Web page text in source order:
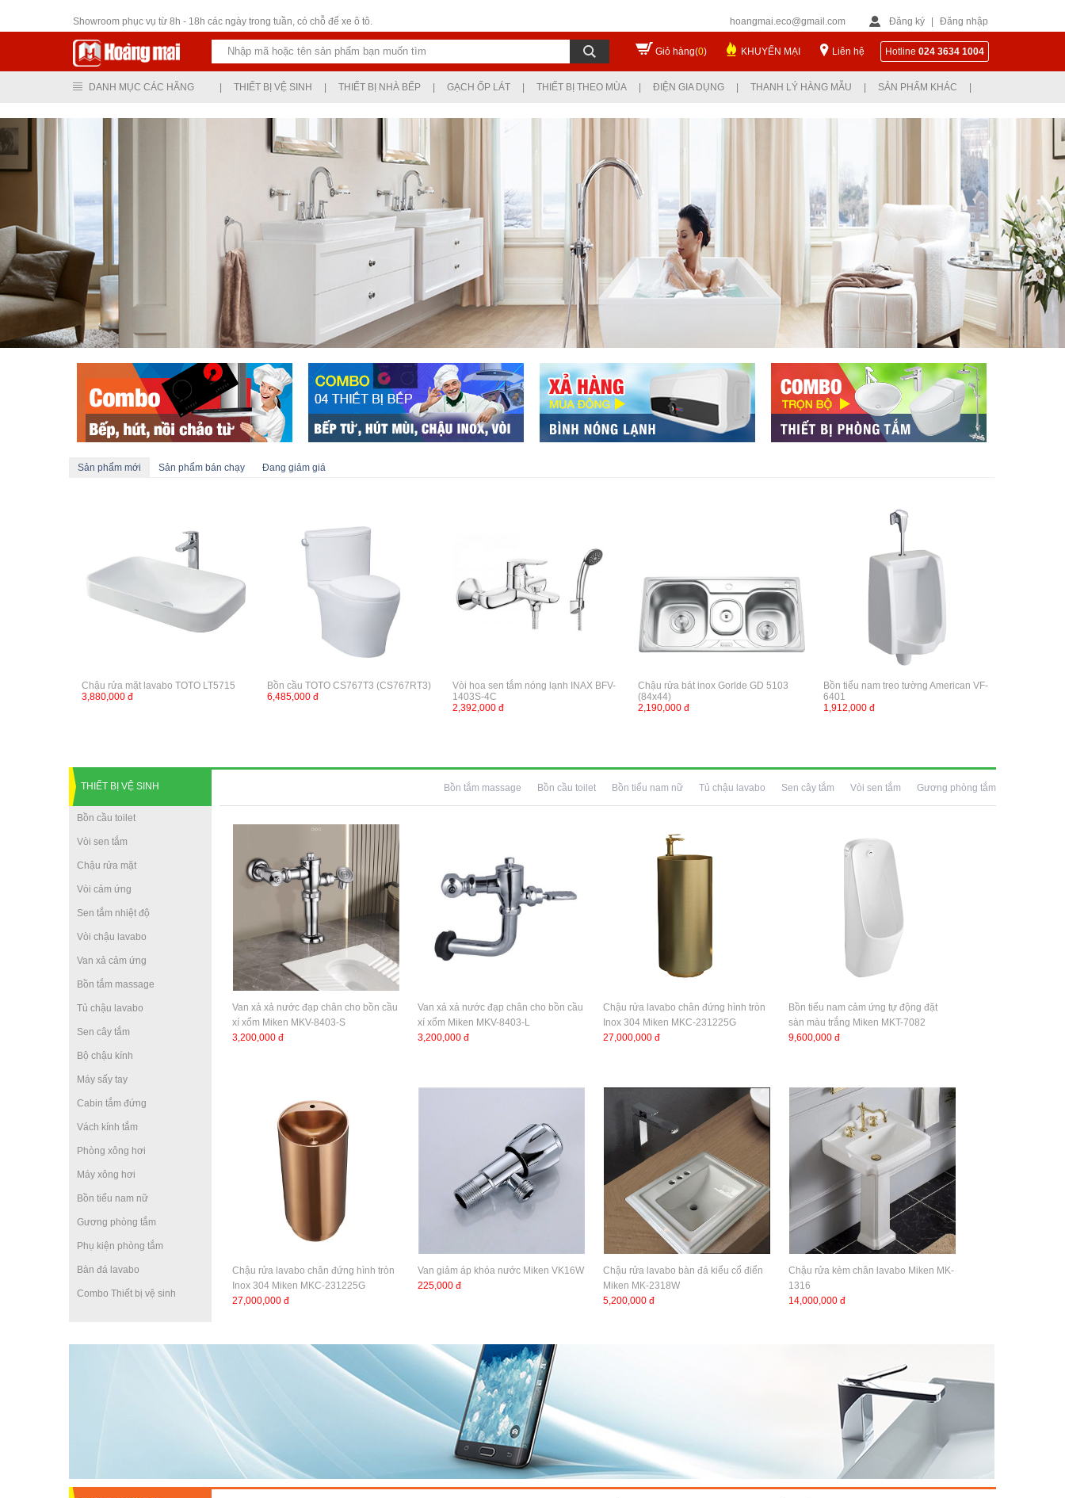
Showroom phục vụ từ 8h - 18h các ngày trong tuần, có chỗ để xe ô tô.
hoangmai.eco@gmail.com Đăng ký Đăng nhập
Giỏ hàng(0) KHUYẾN MẠI Liên hệ Hotline 024 3634 1004
DANH MỤC CÁC HÃNG THIẾT BỊ VỆ SINH THIẾT BỊ NHÀ BẾP GẠCH ỐP LÁT THIẾT BỊ THEO MÙA ĐIỆN GIA DỤNG THANH LÝ HÀNG MẪU SẢN PHẨM KHÁC
Sản phẩm mới Sản phẩm bán chạy Đang giảm giá
Chậu rửa mặt lavabo TOTO LT5715
3,880,000 đ
Bồn cầu TOTO CS767T3 (CS767RT3)
6,485,000 đ
Vòi hoa sen tắm nóng lạnh INAX BFV-
1403S-4C
2,392,000 đ
Chậu rửa bát inox Gorlde GD 5103
(84x44)
2,190,000 đ
Bồn tiểu nam treo tường American VF-
6401
1,912,000 đ
THIẾT BỊ VỆ SINH
Bồn cầu toilet
Vòi sen tắm
Chậu rửa mặt
Vòi cảm ứng
Sen tắm nhiệt độ
Vòi chậu lavabo
Van xả cảm ứng
Bồn tắm massage
Tủ chậu lavabo
Sen cây tắm
Bộ chậu kính
Máy sấy tay
Cabin tắm đứng
Vách kính tắm
Phòng xông hơi
Máy xông hơi
Bồn tiểu nam nữ
Gương phòng tắm
Phụ kiện phòng tắm
Bàn đá lavabo
Combo Thiết bị vệ sinh
Bồn tắm massage Bồn cầu toilet Bồn tiểu nam nữ Tủ chậu lavabo Sen cây tắm Vòi sen tắm Gương phòng tắm
Van xả xả nước đạp chân cho bồn cầu
xí xổm Miken MKV-8403-S
3,200,000 đ
Van xả xả nước đạp chân cho bồn cầu
xí xổm Miken MKV-8403-L
3,200,000 đ
Chậu rửa lavabo chân đứng hình tròn
Inox 304 Miken MKC-231225G
27,000,000 đ
Bồn tiểu nam cảm ứng tự động đặt
sàn màu trắng Miken MKT-7082
9,600,000 đ
Chậu rửa lavabo chân đứng hình tròn
Inox 304 Miken MKC-231225G
27,000,000 đ
Van giảm áp khóa nước Miken VK16W
225,000 đ
Chậu rửa lavabo bàn đá kiểu cổ điển
Miken MK-2318W
5,200,000 đ
Chậu rửa kèm chân lavabo Miken MK-
1316
14,000,000 đ